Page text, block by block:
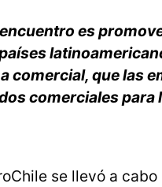
es
que las
comerciales
se llevó a